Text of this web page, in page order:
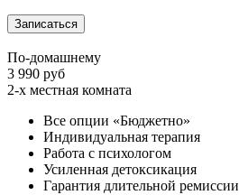
Записаться
По-домашнему
3 990 руб
2-х местная комната
Все опции «Бюджетно»
Индивидуальная терапия
Работа с психологом
Усиленная детоксикация
Гарантия длительной ремиссии